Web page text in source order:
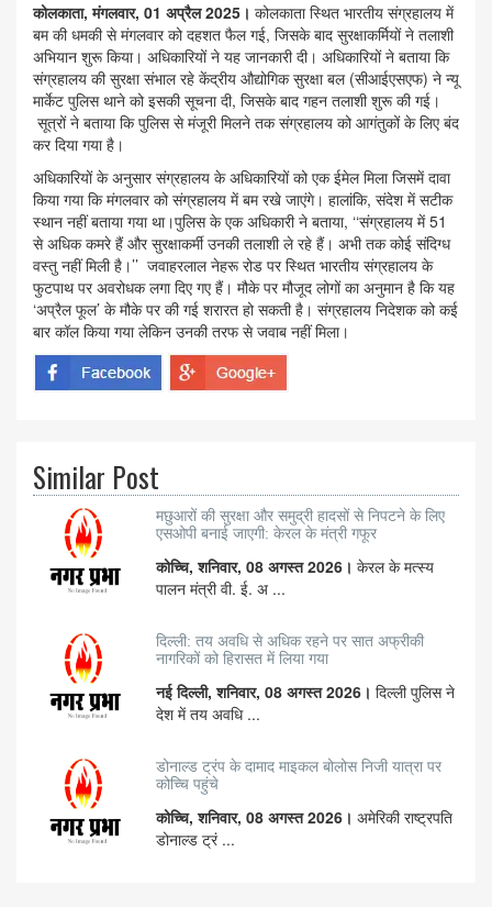
कोलकाता, मंगलवार, 01 अप्रैल 2025। कोलकाता स्थित भारतीय संग्रहालय में
बम की धमकी से मंगलवार को दहशत फैल गई, जिसके बाद सुरक्षाकर्मियों ने तलाशी
अभियान शुरू किया। अधिकारियों ने यह जानकारी दी। अधिकारियों ने बताया कि
संग्रहालय की सुरक्षा संभाल रहे केंद्रीय औद्योगिक सुरक्षा बल (सीआईएसएफ) ने न्यू
मार्केट पुलिस थाने को इसकी सूचना दी, जिसके बाद गहन तलाशी शुरू की गई।
सूत्रों ने बताया कि पुलिस से मंजूरी मिलने तक संग्रहालय को आगंतुकों के लिए बंद
कर दिया गया है।
अधिकारियों के अनुसार संग्रहालय के अधिकारियों को एक ईमेल मिला जिसमें दावा
किया गया कि मंगलवार को संग्रहालय में बम रखे जाएंगे। हालांकि, संदेश में सटीक
स्थान नहीं बताया गया था।पुलिस के एक अधिकारी ने बताया, ‘‘संग्रहालय में 51
से अधिक कमरे हैं और सुरक्षाकर्मी उनकी तलाशी ले रहे हैं। अभी तक कोई संदिग्ध
वस्तु नहीं मिली है।’’ जवाहरलाल नेहरू रोड पर स्थित भारतीय संग्रहालय के
फुटपाथ पर अवरोधक लगा दिए गए हैं। मौके पर मौजूद लोगों का अनुमान है कि यह
‘अप्रैल फूल’ के मौके पर की गई शरारत हो सकती है। संग्रहालय निदेशक को कई
बार कॉल किया गया लेकिन उनकी तरफ से जवाब नहीं मिला।
Similar Post
मछुआरों की सुरक्षा और समुद्री हादसों से निपटने के लिए
एसओपी बनाई जाएगी: केरल के मंत्री गफूर
कोच्चि, शनिवार, 08 अगस्त 2026। केरल के मत्स्य
पालन मंत्री वी. ई. अ ...
दिल्ली: तय अवधि से अधिक रहने पर सात अफ्रीकी
नागरिकों को हिरासत में लिया गया
नई दिल्ली, शनिवार, 08 अगस्त 2026। दिल्ली पुलिस ने
देश में तय अवधि ...
डोनाल्ड ट्रंप के दामाद माइकल बोलोस निजी यात्रा पर
कोच्चि पहुंचे
कोच्चि, शनिवार, 08 अगस्त 2026। अमेरिकी राष्ट्रपति
डोनाल्ड ट्रं ...